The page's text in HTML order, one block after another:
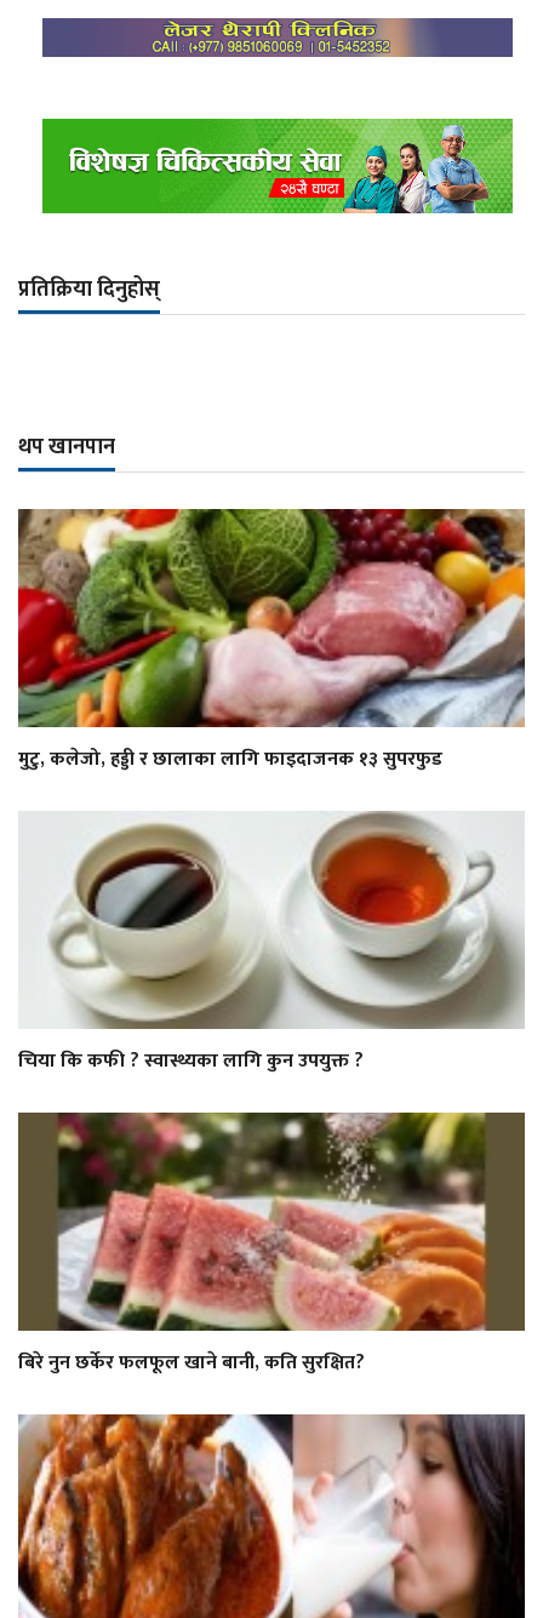
प्रतिक्रिया दिनुहोस्
थप खानपान
मुटु, कलेजो, हड्डी र छालाका लागि फाइदाजनक १३ सुपरफुड
चिया कि कफी ? स्वास्थ्यका लागि कुन उपयुक्त ?
बिरे नुन छर्केर फलफूल खाने बानी, कति सुरक्षित?